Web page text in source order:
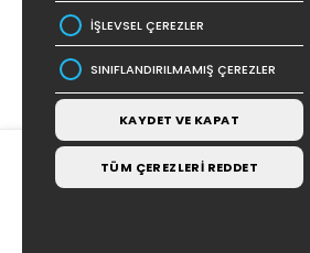
İŞLEVSEL ÇEREZLER
SINIFLANDIRILMAMIŞ ÇEREZLER
KAYDET VE KAPAT
TÜM ÇEREZLERİ REDDET